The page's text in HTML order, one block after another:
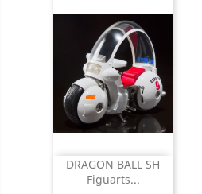
DRAGON BALL SH
Figuarts...